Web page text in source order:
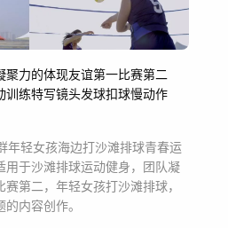
聚力的体现友谊第一比赛第二
训练特写镜头发球扣球慢动作
年轻女孩海边打沙滩排球青春运
用于沙滩排球运动健身，团队凝
第二，年轻女孩打沙滩排球，
的内容创作。